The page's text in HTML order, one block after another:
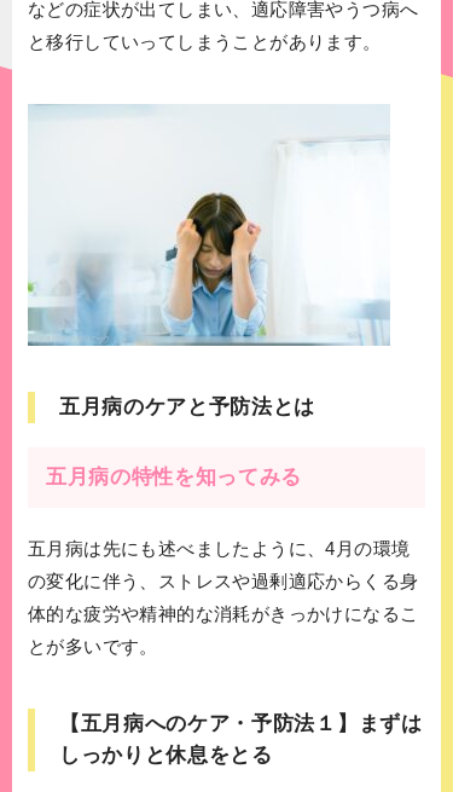
などの症状が出てしまい、適応障害やうつ病へ
と移行していってしまうことがあります。
五月病のケアと予防法とは
五月病の特性を知ってみる
五月病は先にも述べましたように、4月の環境
の変化に伴う、ストレスや過剰適応からくる身
体的な疲労や精神的な消耗がきっかけになるこ
とが多いです。
【五月病へのケア・予防法１】まずは
しっかりと休息をとる